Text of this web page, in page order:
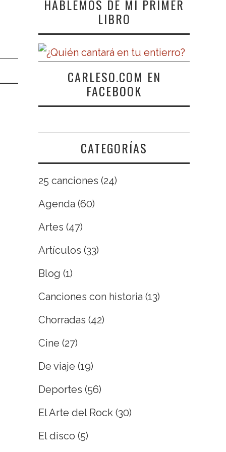
HABLEMOS DE MI PRIMER
LIBRO
CARLESO.COM EN
FACEBOOK
CATEGORÍAS
25 canciones (24)
Agenda (60)
Artes (47)
Artículos (33)
Blog (1)
Canciones con historia (13)
Chorradas (42)
Cine (27)
De viaje (19)
Deportes (56)
El Arte del Rock (30)
El disco (5)